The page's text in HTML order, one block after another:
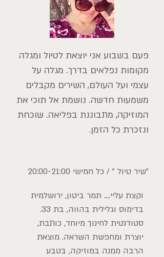
פעם בשבוע אני יוצאת לטיול ומגלה
מקומות נפלאים בדרך. מגלה על
עצמי ועל העולם, השירים מקבלים
משמעות חדשה. נושמת אל תוכי את
המוזיקה, מתבוננת בפליאה. שוכחת
ונזכרת כל הזמן.
"שיר טיול " / כל חמישי 20:00-21:00
וקצת עליי.... תמר ביטון, ירושלמית
בדימוס וגלילית בהווה, בת 33.
סטודנטית לחינוך מיוחד, כותבת,
יוצרת ומחפשת השראה. מוצאת
הרבה ממנה במוזיקה, בטבע